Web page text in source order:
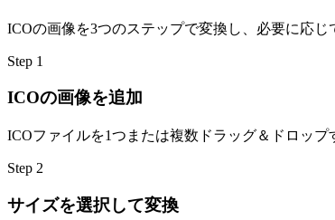
ICOの画像を3つのステップで変換し、必要に応じ
Step 1
ICOの画像を追加
ICOファイルを1つまたは複数ドラッグ＆ドロッ
Step 2
サイズを選択して変換